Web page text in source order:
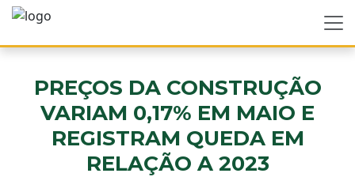
PREÇOS DA CONSTRUÇÃO
VARIAM 0,17% EM MAIO E
REGISTRAM QUEDA EM
RELAÇÃO A 2023